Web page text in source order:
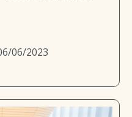
06/2023